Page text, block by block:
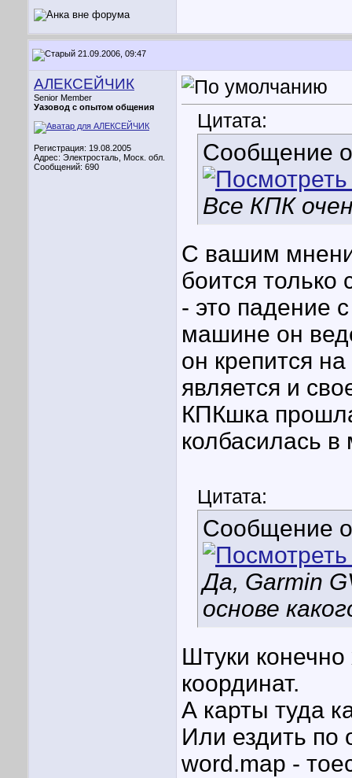
21.09.2006, 09:47
АЛЕКСЕЙЧИК
Senior Member
Уазовод с опытом общения
Регистрация: 19.08.2005
Адрес: Электросталь, Моск. обл.
Сообщений: 690
Цитата:
Сообщение
Все КПК
С вашим
боится только
- это падение
машине он
он крепится
является и
КПКшка
колбасилась
Цитата:
Сообщение
Да, Garmin
основе
Штуки
координат.
А карты туда
Или ездить по
word.map -